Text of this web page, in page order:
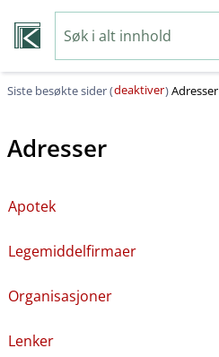
Siste besøkte sider (deaktiver)Adresser
Adresser
Apotek
Legemiddelfirmaer
Organisasjoner
Lenker